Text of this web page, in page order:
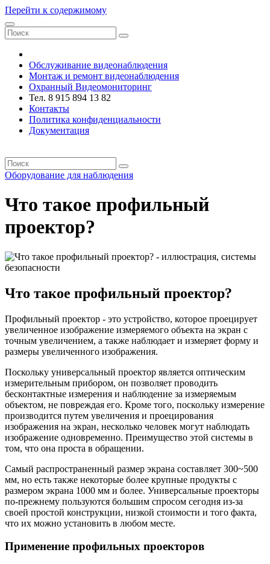
Перейти к содержимому
Обслуживание видеонаблюдения
Монтаж и ремонт видеонаблюдения
Охранный Видеомониторинг
Тел. 8 915 894 13 82
Контакты
Политика конфиденциальности
Документация
Оборудование для наблюдения
Что такое профильный
проектор?
Что такое профильный проектор?
Профильный проектор - это устройство, которое проецирует
увеличенное изображение измеряемого объекта на экран с
точным увеличением, а также наблюдает и измеряет форму и
размеры увеличенного изображения.
Поскольку универсальный проектор является оптическим
измерительным прибором, он позволяет проводить
бесконтактные измерения и наблюдение за измеряемым
объектом, не повреждая его. Кроме того, поскольку измерение
производится путем увеличения и проецирования
изображения на экран, несколько человек могут наблюдать
изображение одновременно. Преимущество этой системы в
том, что она проста в обращении.
Самый распространенный размер экрана составляет 300~500
мм, но есть также некоторые более крупные продукты с
размером экрана 1000 мм и более. Универсальные проекторы
по-прежнему пользуются большим спросом сегодня из-за
своей простой конструкции, низкой стоимости и того факта,
что их можно установить в любом месте.
Применение профильных проекторов